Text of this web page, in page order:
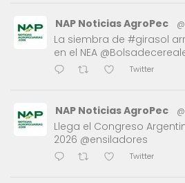
NAP Noticias AgroPec
La siembra de #girasol
en el NEA
Twitter
NAP Noticias AgroPec
Llega el Congreso
2026 @ensiladores
Twitter